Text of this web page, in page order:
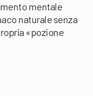
mentale
naturale senza
«pozione